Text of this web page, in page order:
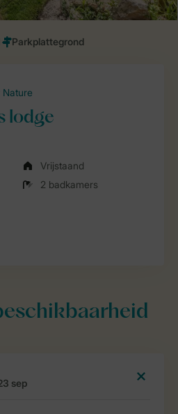
Nature
lodge
Vrijstaand
2 badkamers